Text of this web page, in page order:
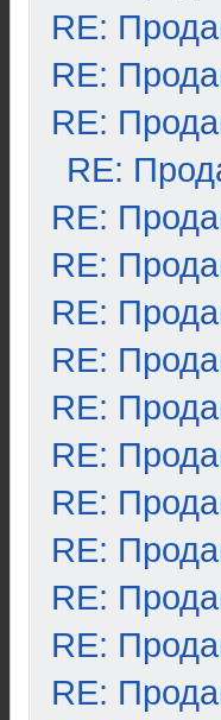
RE:
RE:
RE:
RE:
RE:
RE:
RE:
RE:
RE:
RE:
RE:
RE:
RE:
RE:
RE: